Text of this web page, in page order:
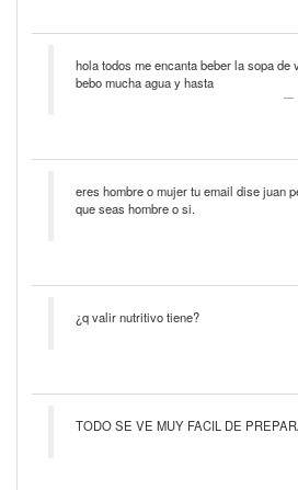
hola todos me encanta beber la sopa de
bebo mucha agua y hasta
eres hombre o mujer tu email dise juan
que seas hombre o si.
¿q valir nutritivo tiene?
TODO SE VE MUY FACIL DE